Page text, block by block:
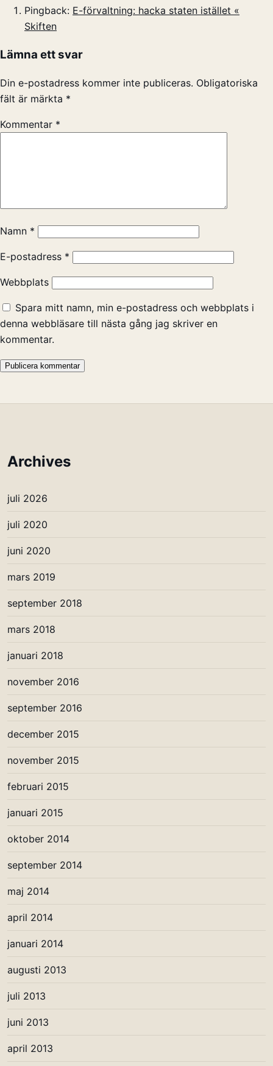
Pingback: E-förvaltning: hacka staten istället «
Skiften
Lämna ett svar
Din e-postadress kommer inte publiceras. Obligatoriska
fält är märkta *
Kommentar *
Namn *
E-postadress *
Webbplats
Spara mitt namn, min e-postadress och webbplats i
denna webbläsare till nästa gång jag skriver en
kommentar.
Archives
juli 2026
juli 2020
juni 2020
mars 2019
september 2018
mars 2018
januari 2018
november 2016
september 2016
december 2015
november 2015
februari 2015
januari 2015
oktober 2014
september 2014
maj 2014
april 2014
januari 2014
augusti 2013
juli 2013
juni 2013
april 2013